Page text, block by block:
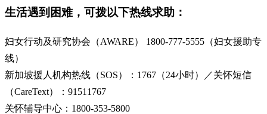
生活遇到困难，可拨以下热线求助：
妇女行动及研究协会（AWARE） 1800-777-5555（妇女援助专
线）
新加坡援人机构热线（SOS）：1767（24小时）／关怀短信
（CareText）：91511767
关怀辅导中心：1800-353-5800